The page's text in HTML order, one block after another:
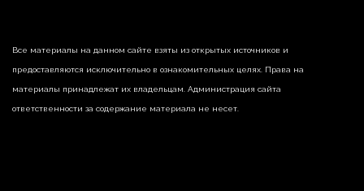
Все материалы на данном сайте взяты из открытых источников и
предоставляются исключительно в ознакомительных целях. Права на
материалы принадлежат их владельцам. Администрация сайта
ответственности за содержание материала не несет.